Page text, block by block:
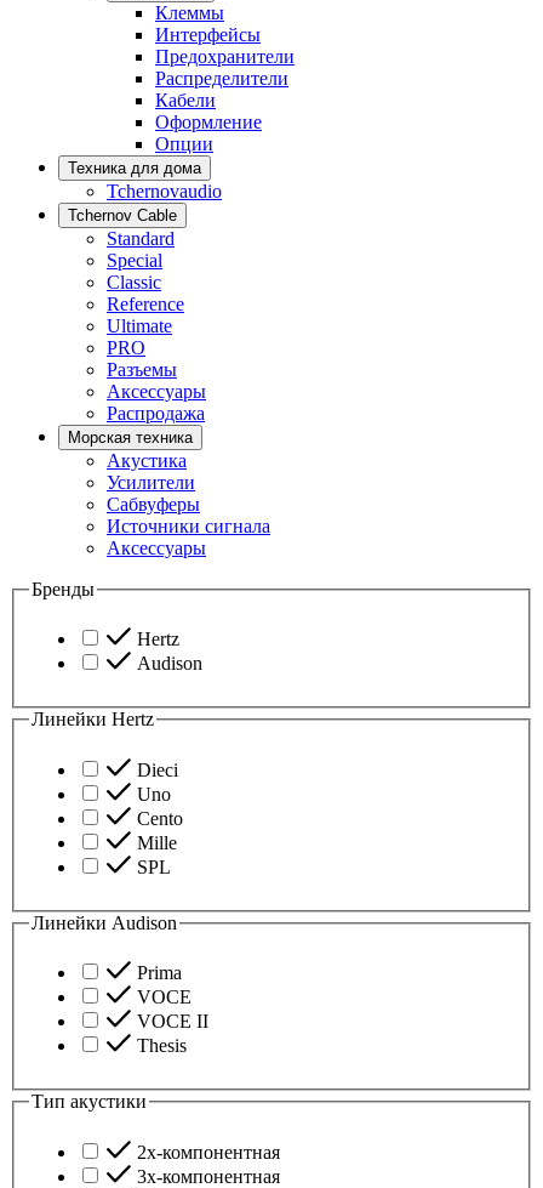
Клеммы
Интерфейсы
Предохранители
Распределители
Кабели
Оформление
Опции
Техника для дома
Tchernovaudio
Tchernov Cable
Standard
Special
Classic
Reference
Ultimate
PRO
Разъемы
Аксессуары
Распродажа
Морская техника
Акустика
Усилители
Сабвуферы
Источники сигнала
Аксессуары
Бренды
Hertz
Audison
Линейки Hertz
Dieci
Uno
Cento
Mille
SPL
Линейки Audison
Prima
VOCE
VOCE II
Thesis
Тип акустики
2х-компонентная
3х-компонентная